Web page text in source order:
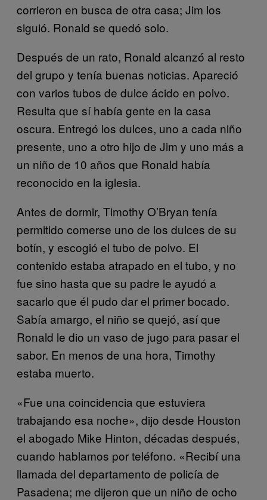
corrieron en busca de otra casa; Jim los
siguió. Ronald se quedó solo.
Después de un rato, Ronald alcanzó al resto
del grupo y tenía buenas noticias. Apareció
con varios tubos de dulce ácido en polvo.
Resulta que sí había gente en la casa
oscura. Entregó los dulces, uno a cada niño
presente, uno a otro hijo de Jim y uno más a
un niño de 10 años que Ronald había
reconocido en la iglesia.
Antes de dormir, Timothy O’Bryan tenía
permitido comerse uno de los dulces de su
botín, y escogió el tubo de polvo. El
contenido estaba atrapado en el tubo, y no
fue sino hasta que su padre le ayudó a
sacarlo que él pudo dar el primer bocado.
Sabía amargo, el niño se quejó, así que
Ronald le dio un vaso de jugo para pasar el
sabor. En menos de una hora, Timothy
estaba muerto.
«Fue una coincidencia que estuviera
trabajando esa noche», dijo desde Houston
el abogado Mike Hinton, décadas después,
cuando hablamos por teléfono. «Recibí una
llamada del departamento de policía de
Pasadena; me dijeron que un niño de ocho